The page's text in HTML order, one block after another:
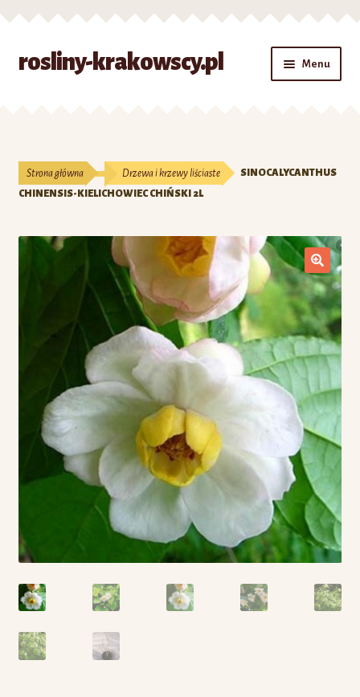
Przejdź
Przejdź
rosliny-krakowscy.pl Menu
Kontakt
Strona główna Drzewa i krzewy liściaste
SINOCALYCANTHUS
CHINENSIS-KIELICHOWIEC CHIŃSKI 2L